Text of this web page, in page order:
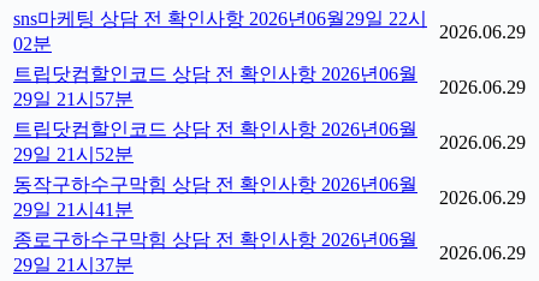
sns마케팅 상담 전 확인사항 2026년06월29일 22시
02분
2026.06.29
트립닷컴할인코드 상담 전 확인사항 2026년06월
29일 21시57분
2026.06.29
트립닷컴할인코드 상담 전 확인사항 2026년06월
29일 21시52분
2026.06.29
동작구하수구막힘 상담 전 확인사항 2026년06월
29일 21시41분
2026.06.29
종로구하수구막힘 상담 전 확인사항 2026년06월
29일 21시37분
2026.06.29